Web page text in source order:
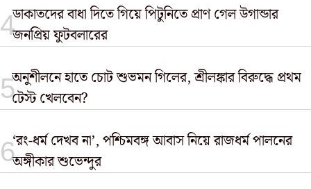
ডাকাতদের বাধা দিতে গিয়ে পিটুনিতে প্রাণ গেল উগান্ডার
জনপ্রিয় ফুটবলারের
অনুশীলনে হাতে চোট শুভমন গিলের, শ্রীলঙ্কার বিরুদ্ধে প্রথম
টেস্ট খেলবেন?
‘রং-ধর্ম দেখব না’, পশ্চিমবঙ্গ আবাস নিয়ে রাজধর্ম পালনের
অঙ্গীকার শুভেন্দুর